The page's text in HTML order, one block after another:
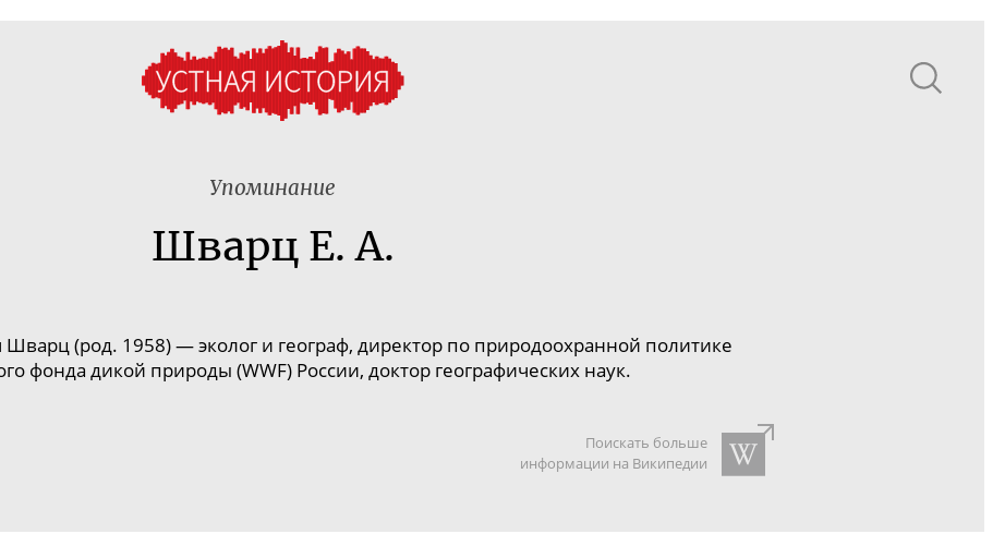
Упоминание
Шварц Е. А.
Шварц (род. 1958) —эколог и географ, директор по природоохранной политике
фонда дикой природы (WWF) России, доктор географических наук.
Поискать больше
информации на Википедии